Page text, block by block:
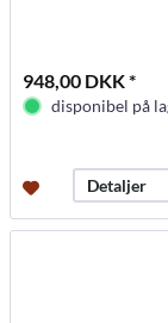
948,00 DKK *
disponibel på
Detaljer